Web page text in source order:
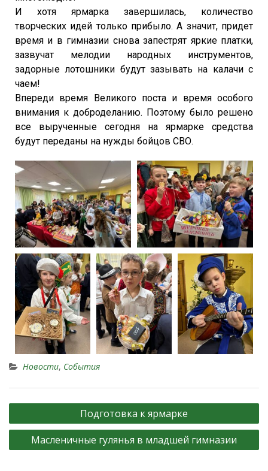
И хотя ярмарка завершилась, количество
творческих идей только прибыло. А значит, придет
время и в гимназии снова запестрят яркие платки,
зазвучат мелодии народных инструментов,
задорные лотошники будут зазывать на калачи с
чаем!
Впереди время Великого поста и время особого
внимания к доброделанию. Поэтому было решено
все вырученные сегодня на ярмарке средства
будут переданы на нужды бойцов СВО.
Новости, События
Подготовка к ярмарке
Масленичные гулянья в младшей гимназии